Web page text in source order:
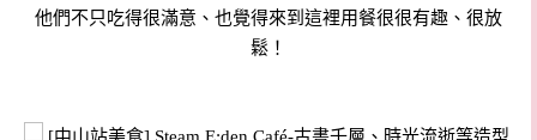
他們不只吃得很滿意、也覺得來到這裡用餐很很有趣、很放
鬆！